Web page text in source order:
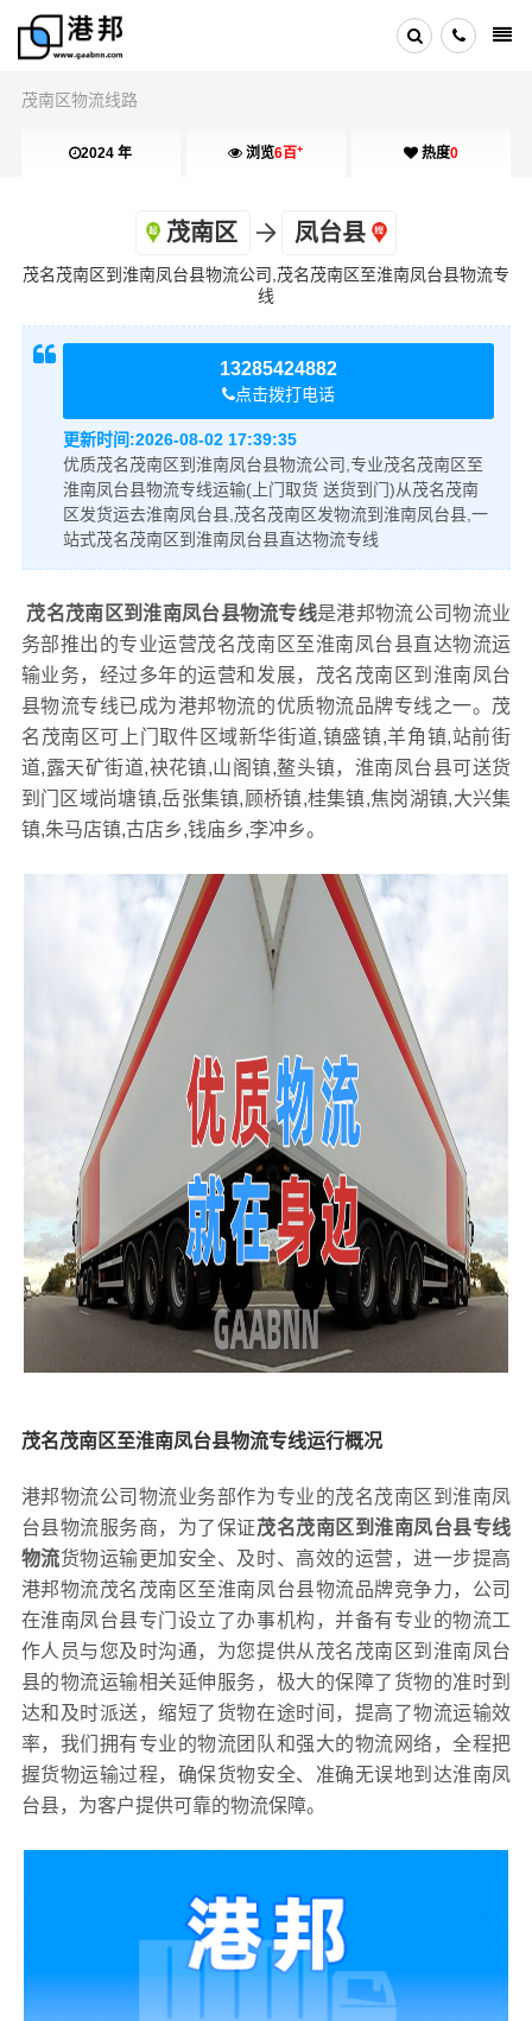
茂南区物流线路
2024 年 浏览6百+ 热度0
茂南区 凤台县
茂名茂南区到淮南凤台县物流公司,茂名茂南区至淮南凤台县物流专
线
13285424882
点击拨打电话
更新时间:2026-08-02 17:39:35
优质茂名茂南区到淮南凤台县物流公司,专业茂名茂南区至
淮南凤台县物流专线运输(上门取货 送货到门)从茂名茂南
区发货运去淮南凤台县,茂名茂南区发物流到淮南凤台县,一
站式茂名茂南区到淮南凤台县直达物流专线
茂名茂南区到淮南凤台县物流专线是港邦物流公司物流业
务部推出的专业运营茂名茂南区至淮南凤台县直达物流运
输业务，经过多年的运营和发展，茂名茂南区到淮南凤台
县物流专线已成为港邦物流的优质物流品牌专线之一。茂
名茂南区可上门取件区域新华街道,镇盛镇,羊角镇,站前街
道,露天矿街道,袂花镇,山阁镇,鳌头镇，淮南凤台县可送货
到门区域尚塘镇,岳张集镇,顾桥镇,桂集镇,焦岗湖镇,大兴集
镇,朱马店镇,古店乡,钱庙乡,李冲乡。
茂名茂南区至淮南凤台县物流专线运行概况
港邦物流公司物流业务部作为专业的茂名茂南区到淮南凤
台县物流服务商，为了保证茂名茂南区到淮南凤台县专线
物流货物运输更加安全、及时、高效的运营，进一步提高
港邦物流茂名茂南区至淮南凤台县物流品牌竞争力，公司
在淮南凤台县专门设立了办事机构，并备有专业的物流工
作人员与您及时沟通，为您提供从茂名茂南区到淮南凤台
县的物流运输相关延伸服务，极大的保障了货物的准时到
达和及时派送，缩短了货物在途时间，提高了物流运输效
率，我们拥有专业的物流团队和强大的物流网络，全程把
握货物运输过程，确保货物安全、准确无误地到达淮南凤
台县，为客户提供可靠的物流保障。